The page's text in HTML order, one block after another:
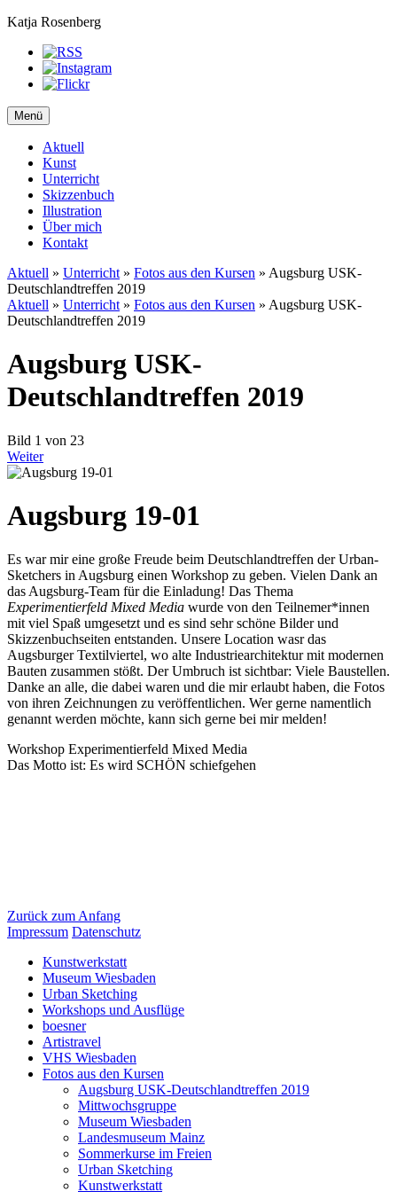
Katja Rosenberg
Menü
Aktuell
Kunst
Unterricht
Skizzenbuch
Illustration
Über mich
Kontakt
Aktuell » Unterricht » Fotos aus den Kursen » Augsburg USK-
Deutschlandtreffen 2019
Aktuell » Unterricht » Fotos aus den Kursen » Augsburg USK-
Deutschlandtreffen 2019
Augsburg USK-
Deutschlandtreffen 2019
Bild 1 von 23
Weiter
Augsburg 19-01
Es war mir eine große Freude beim Deutschlandtreffen der Urban-
Sketchers in Augsburg einen Workshop zu geben. Vielen Dank an
das Augsburg-Team für die Einladung! Das Thema
Experimentierfeld Mixed Media wurde von den Teilnemer*innen
mit viel Spaß umgesetzt und es sind sehr schöne Bilder und
Skizzenbuchseiten entstanden. Unsere Location wasr das
Augsburger Textilviertel, wo alte Industriearchitektur mit modernen
Bauten zusammen stößt. Der Umbruch ist sichtbar: Viele Baustellen.
Danke an alle, die dabei waren und die mir erlaubt haben, die Fotos
von ihren Zeichnungen zu veröffentlichen. Wer gerne namentlich
genannt werden möchte, kann sich gerne bei mir melden!
Workshop Experimentierfeld Mixed Media
Das Motto ist: Es wird SCHÖN schiefgehen
Zurück zum Anfang
Impressum Datenschutz
Kunstwerkstatt
Museum Wiesbaden
Urban Sketching
Workshops und Ausflüge
boesner
Artistravel
VHS Wiesbaden
Fotos aus den Kursen
Augsburg USK-Deutschlandtreffen 2019
Mittwochsgruppe
Museum Wiesbaden
Landesmuseum Mainz
Sommerkurse im Freien
Urban Sketching
Kunstwerkstatt